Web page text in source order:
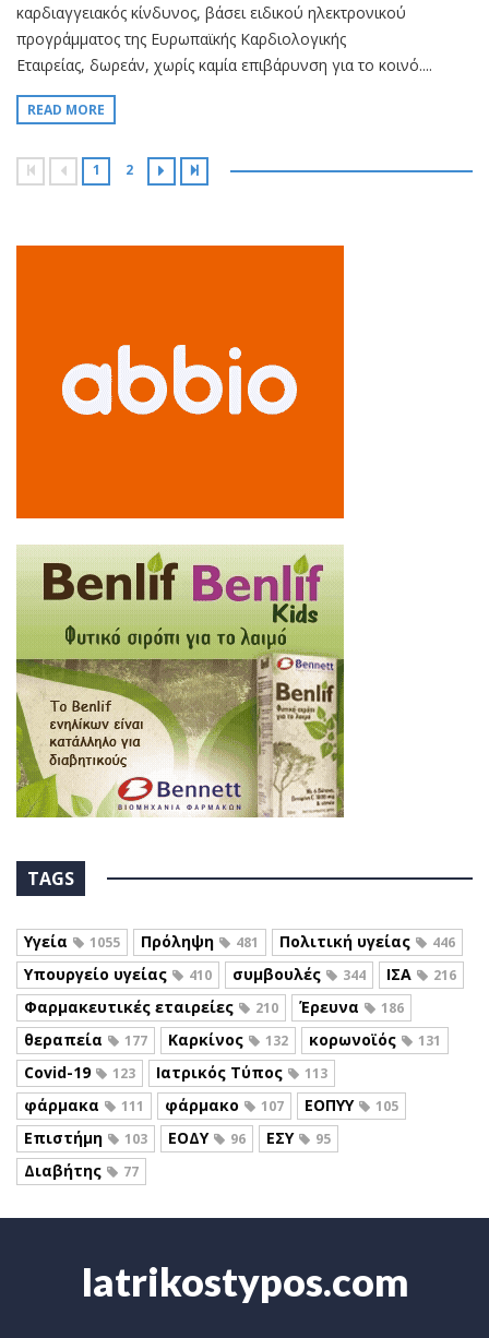
καρδιαγγειακός κίνδυνος, βάσει ειδικού ηλεκτρονικού
προγράμματος της Ευρωπαϊκής Καρδιολογικής
Εταιρείας, δωρεάν, χωρίς καμία επιβάρυνση για το κοινό....
READ MORE
1 2
TAGS
Υγεία 1055 Πρόληψη 481 Πολιτική υγείας 446
Υπουργείο υγείας 410 συμβουλές 344 ΙΣΑ 216
Φαρμακευτικές εταιρείες 210 Έρευνα 186
θεραπεία 177 Καρκίνος 132 κορωνοϊός 131
Covid-19 123 Ιατρικός Τύπος 113
φάρμακα 111 φάρμακο 107 ΕΟΠΥΥ 105
Επιστήμη 103 ΕΟΔΥ 96 ΕΣΥ 95
Διαβήτης 77
Iatrikostypos.com